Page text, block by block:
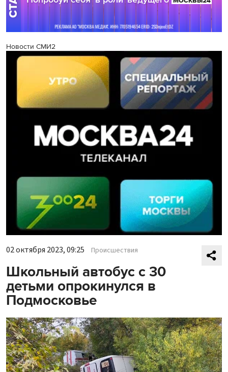
Новости СМИ2
02 октября 2023, 09:25 Происшествия
Школьный автобус с 30
детьми опрокинулся в
Подмосковье